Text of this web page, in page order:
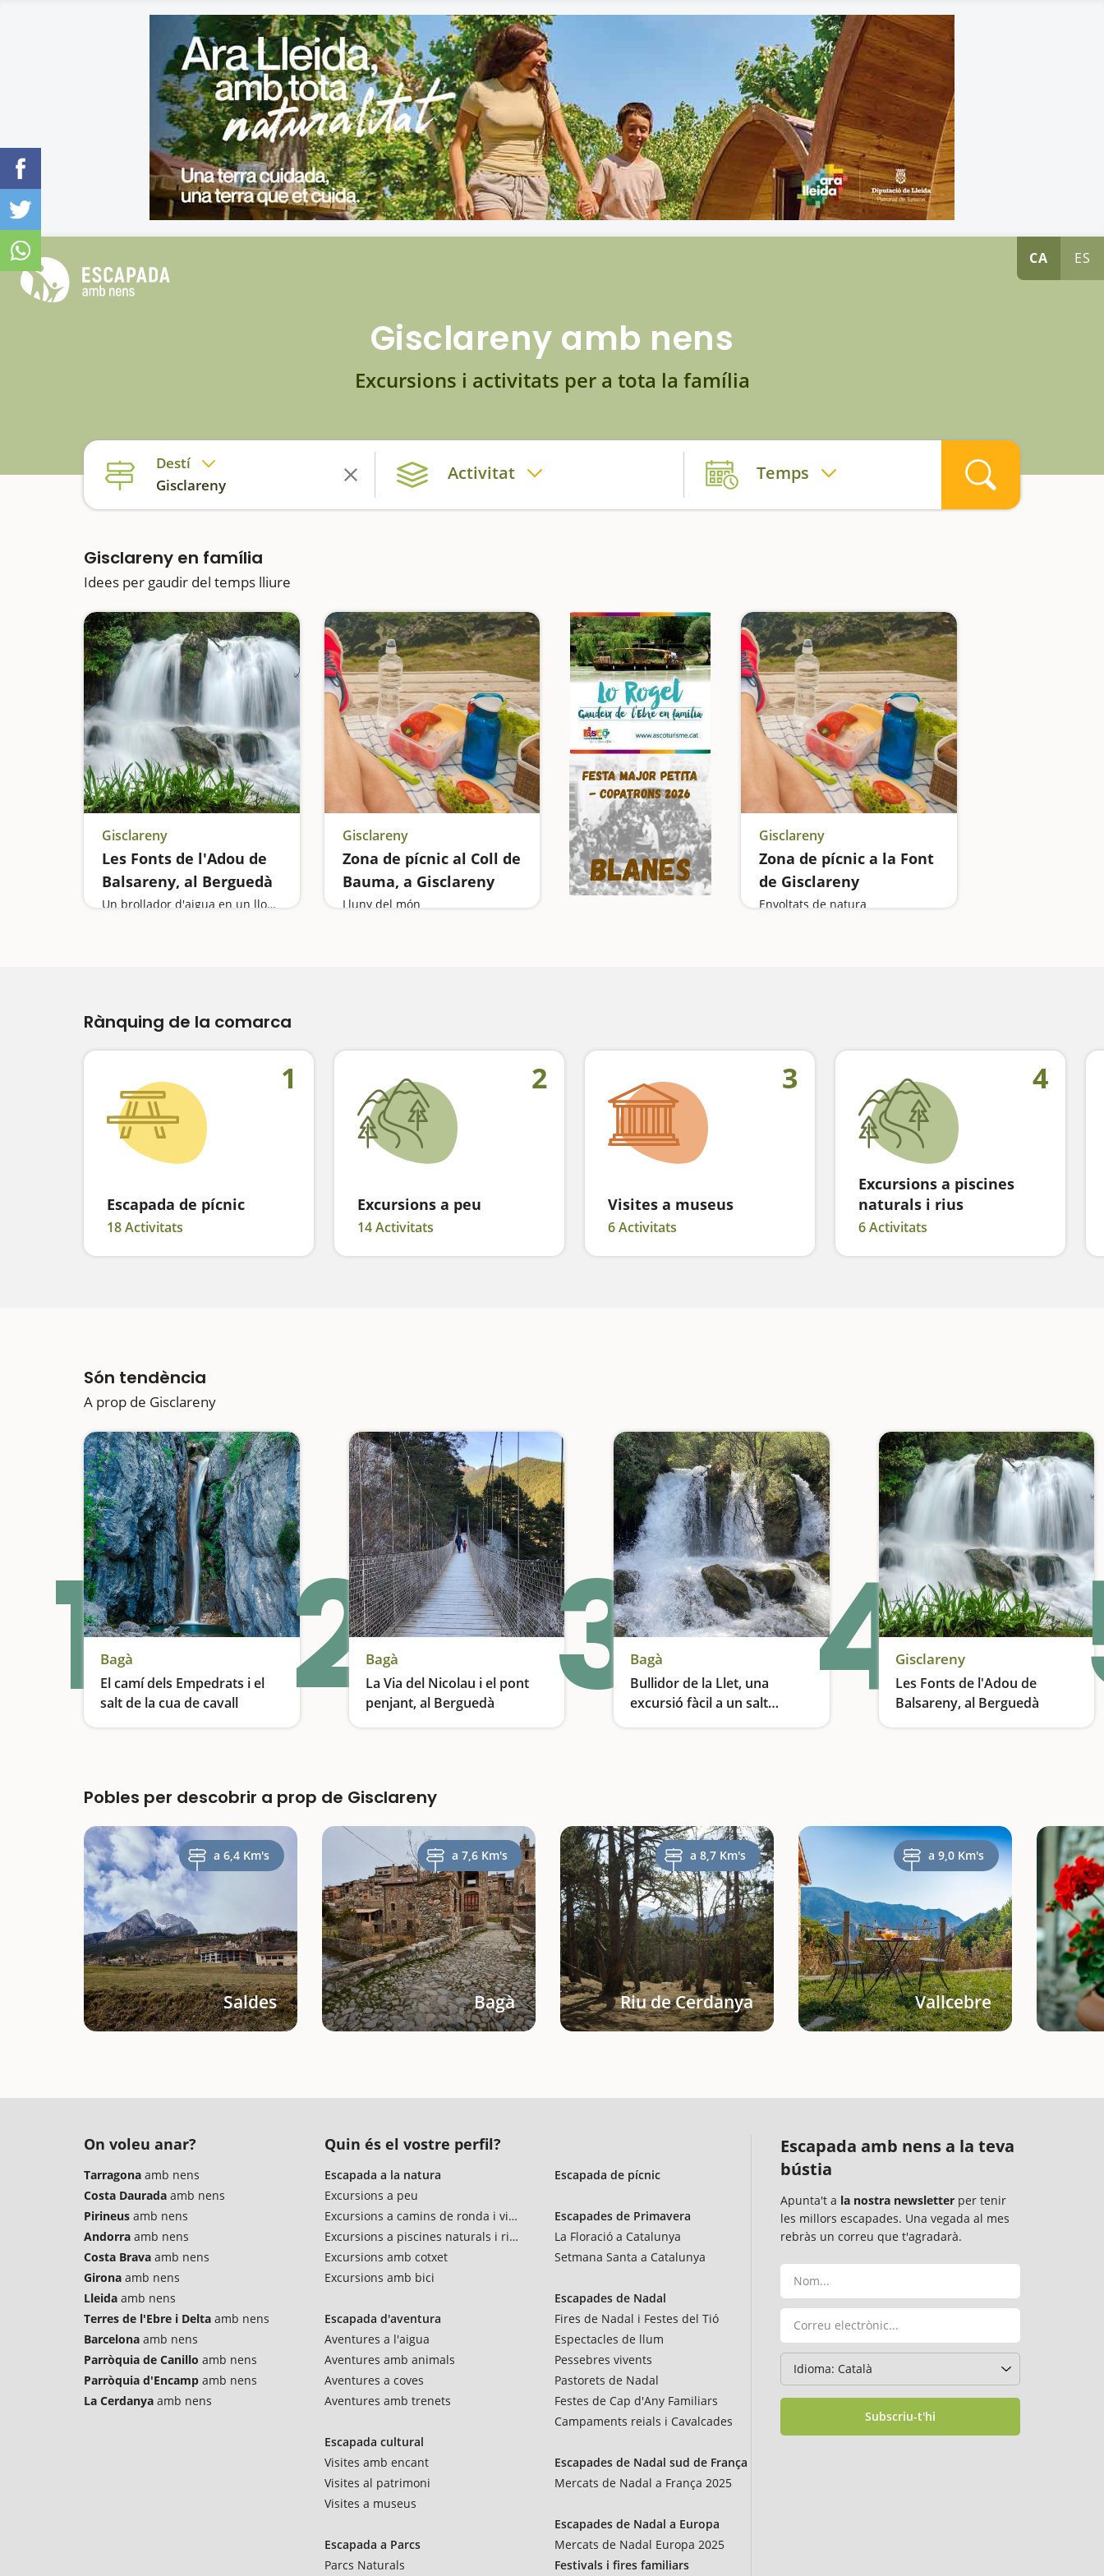
CA ES
Gisclareny amb nens
Excursions i activitats per a tota la família
Destí
Gisclareny
Activitat Temps
Gisclareny en família
Idees per gaudir del temps lliure
Gisclareny
Les Fonts de l'Adou de
Balsareny, al Berguedà
Un brollador d'aigua en un lloc verge
Gisclareny
Zona de pícnic al Coll de
Bauma, a Gisclareny
Lluny del món
Gisclareny
Zona de pícnic a la Font
de Gisclareny
Envoltats de natura
Rànquing de la comarca
1
Escapada de pícnic
18 Activitats
2
Excursions a peu
14 Activitats
3
Visites a museus
6 Activitats
4
Excursions a piscines
naturals i rius
6 Activitats
Són tendència
A prop de Gisclareny
1Bagà
El camí dels Empedrats i el
salt de la cua de cavall
Una de les excursions més espectaculars del Berguedà 2Bagà
La Via del Nicolau i el pont
penjant, al Berguedà
Un pont penjant de més de 35 metres de longitud 3Bagà
Bullidor de la Llet, una
excursió fàcil a un salt
Una de les excursions més conegudes del Berguedà4Gisclareny
Les Fonts de l'Adou de
Balsareny, al Berguedà
Un brollador d'aigua en un lloc verge
Pobles per descobrir a prop de Gisclareny
a 6,4 Km's
Saldes
a 7,6 Km's
Bagà
a 8,7 Km's
Riu de Cerdanya
a 9,0 Km's
Vallcebre
On voleu anar?
Tarragona amb nens
Costa Daurada amb nens
Pirineus amb nens
Andorra amb nens
Costa Brava amb nens
Girona amb nens
Lleida amb nens
Terres de l'Ebre i Delta amb nens
Barcelona amb nens
Parròquia de Canillo amb nens
Parròquia d'Encamp amb nens
La Cerdanya amb nens
Quin és el vostre perfil?
Escapada a la natura
Excursions a peu
Excursions a camins de ronda i vies verdes
Excursions a piscines naturals i rius
Excursions amb cotxet
Excursions amb bici
Escapada d'aventura
Aventures a l'aigua
Aventures amb animals
Aventures a coves
Aventures amb trenets
Escapada cultural
Visites amb encant
Visites al patrimoni
Visites a museus
Escapada a Parcs
Parcs Naturals
Escapada de pícnic
Escapades de Primavera
La Floració a Catalunya
Setmana Santa a Catalunya
Escapades de Nadal
Fires de Nadal i Festes del Tió
Espectacles de llum
Pessebres vivents
Pastorets de Nadal
Festes de Cap d'Any Familiars
Campaments reials i Cavalcades
Escapades de Nadal sud de França
Mercats de Nadal a França 2025
Escapades de Nadal a Europa
Mercats de Nadal Europa 2025
Festivals i fires familiars
Escapada amb nens a la teva
bústia
Apunta't a la nostra newsletter per tenir
les millors escapades. Una vegada al mes
rebràs un correu que t'agradarà.
Subscriu-t'hi